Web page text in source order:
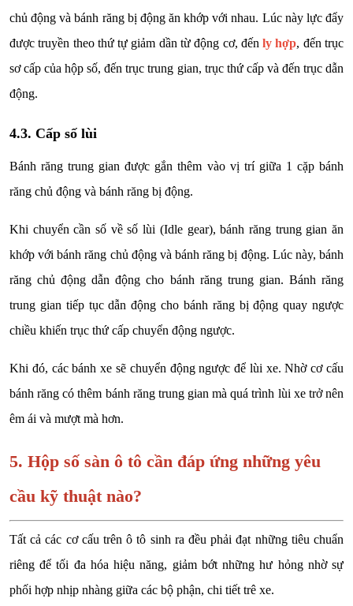
chủ động và bánh răng bị động ăn khớp với nhau. Lúc này lực đẩy
được truyền theo thứ tự giảm dần từ động cơ, đếnly hợp, đến trục
sơ cấp của hộp số, đến trục trung gian, trục thứ cấp và đến trục dẫn
động.
4.3. Cấp số lùi
Bánh răng trung gian được gắn thêm vào vị trí giữa 1 cặp bánh
răng chủ động và bánh răng bị động.
Khi chuyển cần số về số lùi (Idle gear), bánh răng trung gian ăn
khớp với bánh răng chủ động và bánh răng bị động. Lúc này, bánh
răng chủ động dẫn động cho bánh răng trung gian. Bánh răng
trung gian tiếp tục dẫn động cho bánh răng bị động quay ngược
chiều khiến trục thứ cấp chuyển động ngược.
Khi đó, các bánh xe sẽ chuyển động ngược để lùi xe. Nhờ cơ cấu
bánh răng có thêm bánh răng trung gian mà quá trình lùi xe trở nên
êm ái và mượt mà hơn.
5. Hộp số sàn ô tô cần đáp ứng những yêu
cầu kỹ thuật nào?
Tất cả các cơ cấu trên ô tô sinh ra đều phải đạt những tiêu chuẩn
riêng để tối đa hóa hiệu năng, giảm bớt những hư hỏng nhờ sự
phối hợp nhịp nhàng giữa các bộ phận, chi tiết trê xe.